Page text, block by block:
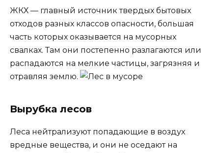
ЖКХ — главный источник твердых бытовых
отходов разных классов опасности, большая
часть которых оказывается на мусорных
свалках. Там они постепенно разлагаются или
распадаются на мелкие частицы, загрязняя и
отравляя землю.
Вырубка лесов
Леса нейтрализуют попадающие в воздух
вредные вещества, и они не оседают на